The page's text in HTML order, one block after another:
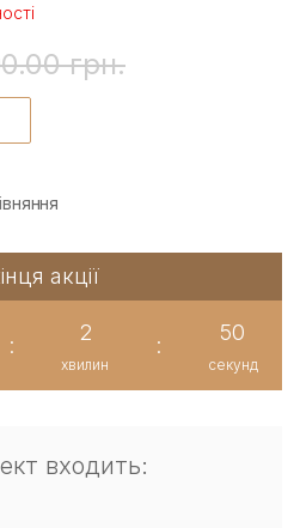
грн.
акції
:
2
хвилин
:
50
секунд
входить: